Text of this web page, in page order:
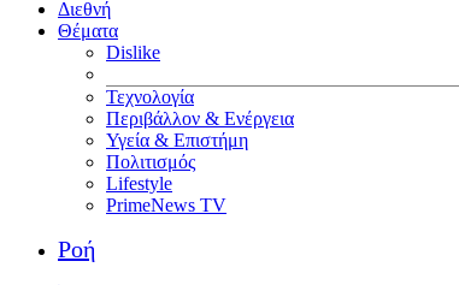
Διεθνή
Θέματα
Dislike
Τεχνολογία
Περιβάλλον & Ενέργεια
Υγεία & Επιστήμη
Πολιτισμός
Lifestyle
PrimeNews TV
Ροή